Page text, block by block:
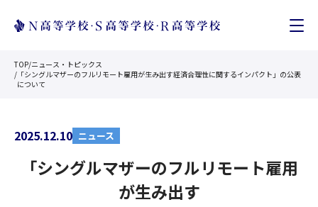
TOP/ニュース・トピックス
/ 「シングルマザーのフルリモート雇用が生み出す経済合理性に関するインパクト」の公表
について
2025.12.10 ニュース
「シングルマザーのフルリモート雇用
が生み出す